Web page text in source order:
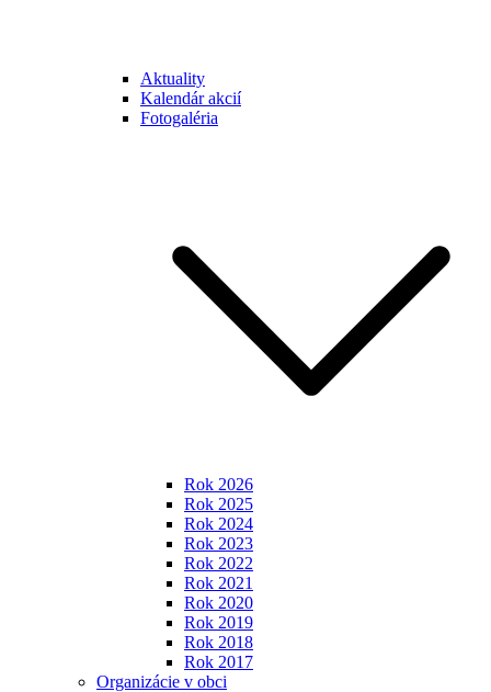
Aktuality
Kalendár akcií
Fotogaléria
Rok 2026
Rok 2025
Rok 2024
Rok 2023
Rok 2022
Rok 2021
Rok 2020
Rok 2019
Rok 2018
Rok 2017
Organizácie v obci